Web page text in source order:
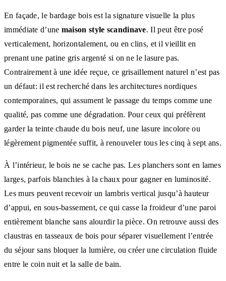
En façade, le bardage bois est la signature visuelle la plus
immédiate d’une maison style scandinave. Il peut être posé
verticalement, horizontalement, ou en clins, et il vieillit en
prenant une patine gris argenté si on ne le lasure pas.
Contrairement à une idée reçue, ce grisaillement naturel n’est pas
un défaut: il est recherché dans les architectures nordiques
contemporaines, qui assument le passage du temps comme une
qualité, pas comme une dégradation. Pour ceux qui préfèrent
garder la teinte chaude du bois neuf, une lasure incolore ou
légèrement pigmentée suffit, à renouveler tous les cinq à sept ans.
À l’intérieur, le bois ne se cache pas. Les planchers sont en lames
larges, parfois blanchies à la chaux pour gagner en luminosité.
Les murs peuvent recevoir un lambris vertical jusqu’à hauteur
d’appui, en sous-bassement, ce qui casse la froideur d’une paroi
entièrement blanche sans alourdir la pièce. On retrouve aussi des
claustras en tasseaux de bois pour séparer visuellement l’entrée
du séjour sans bloquer la lumière, ou créer une circulation fluide
entre le coin nuit et la salle de bain.